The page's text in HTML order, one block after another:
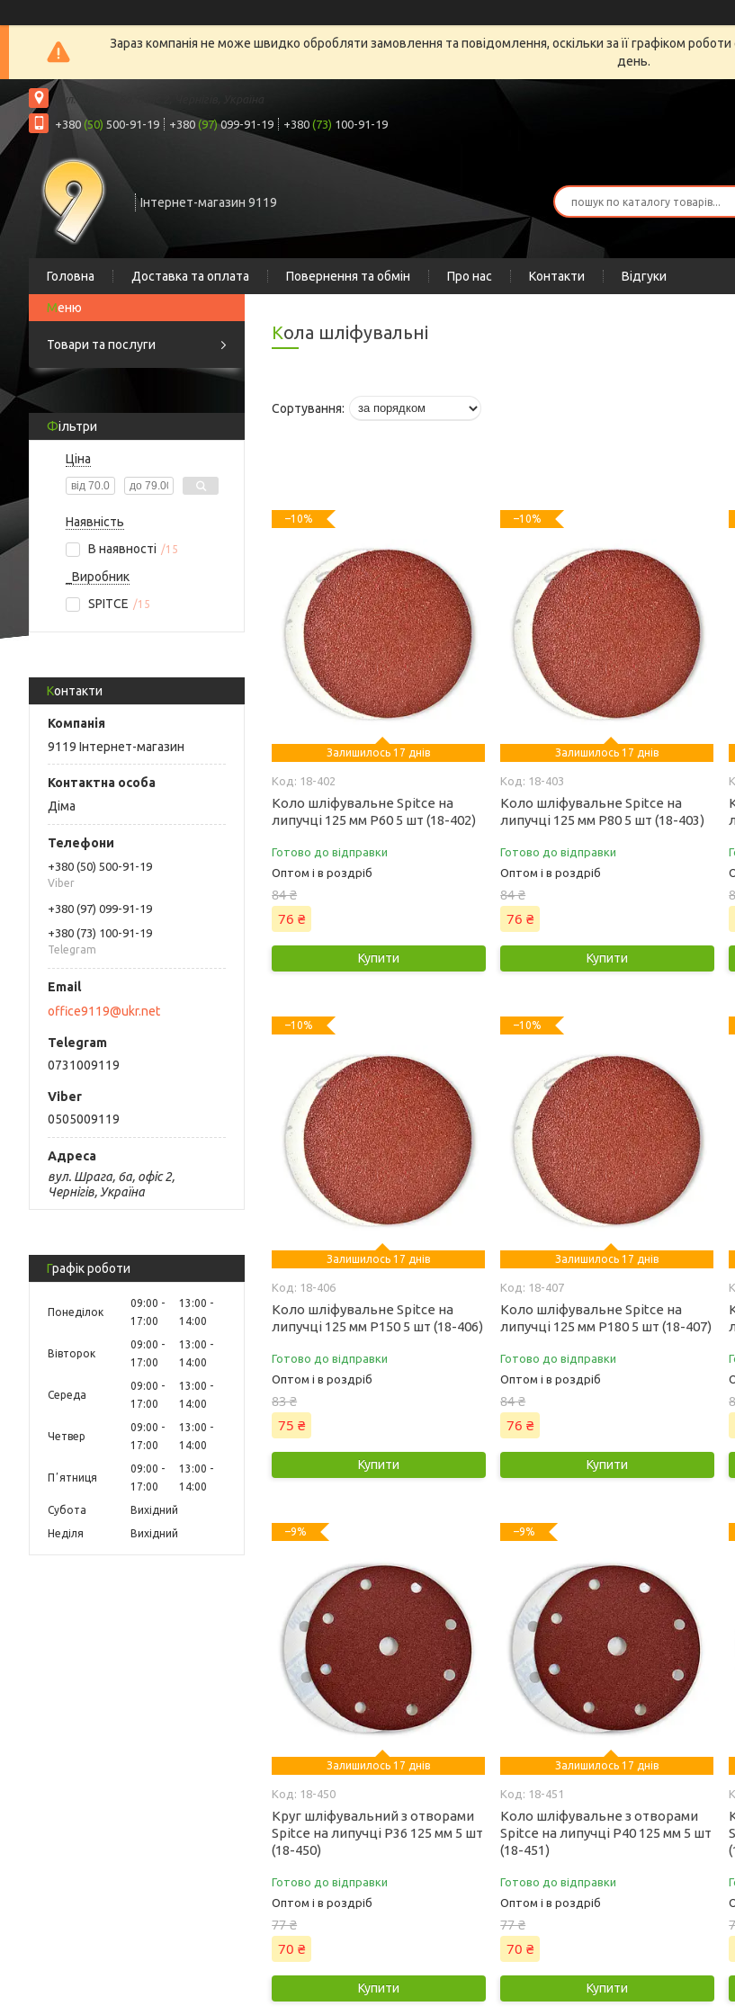
Зараз компанія не може швидко обробляти замовлення та повідомлення, оскільки за її графіком
день.
вул. Шрага, 6а, офіс 2, Чернігів, Україна
+380 (50) 500-91-19 +380 (97)099-91-19 +380 (73) 100-91-19
Інтернет-магазин 9119
Головна Доставка та оплата Повернення та обмін Про нас Контакти Відгуки
Товари та послуги
Фільтри
Ціна
Наявність
В наявності
15
_Виробник
SPITCE
15
Контакти
9119 Інтернет-магазин
Діма
+380 (50) 500-91-19
Viber
+380 (97) 099-91-19
+380 (73) 100-91-19
Telegram
office9119@ukr.net
0731009119
0505009119
вул. Шрага, 6а, офіс 2,
Чернігів, Україна
Графік роботи
Понеділок
09:00
17:00
13:00
14:00
Вівторок
09:00
17:00
13:00
14:00
Середа
09:00
17:00
13:00
14:00
Четвер
09:00
17:00
13:00
14:00
Пʼятниця
09:00
17:00
13:00
14:00
Субота
Вихідний
Неділя
Вихідний
Кола шліфувальні
–10%
Залишилось 17 днів
18-402
Коло шліфувальне Spitce на
липучці 125 мм Р60 5 шт (18-402)
Готово до відправки
Оптом і в роздріб
84 ₴
76 ₴
Купити
–10%
Залишилось 17 днів
18-403
Коло шліфувальне Spitce на
липучці 125 мм Р80 5 шт (18-403)
Готово до відправки
Оптом і в роздріб
84 ₴
76 ₴
Купити
–10%
Залишилось 17 днів
18-406
Коло шліфувальне Spitce на
липучці 125 мм Р150 5 шт (18-406)
Готово до відправки
Оптом і в роздріб
83 ₴
75 ₴
Купити
–10%
Залишилось 17 днів
18-407
Коло шліфувальне Spitce на
липучці 125 мм Р180 5 шт (18-407)
Готово до відправки
Оптом і в роздріб
84 ₴
76 ₴
Купити
–9%
Залишилось 17 днів
18-450
Круг шліфувальний з отворами
Spitce на липучці Р36 125 мм 5 шт
(18-450)
Готово до відправки
Оптом і в роздріб
77 ₴
70 ₴
Купити
–9%
Залишилось 17 днів
18-451
Коло шліфувальне з отворами
Spitce на липучці Р40 125 мм 5 шт
(18-451)
Готово до відправки
Оптом і в роздріб
77 ₴
70 ₴
Купити